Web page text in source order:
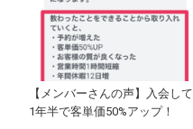
【メンバーさんの声】入会して
1年半で客単価50%アップ！